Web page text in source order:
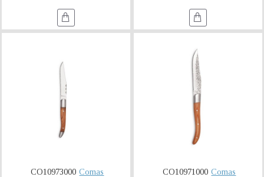
CO10973000 Comas CO10971000 Comas